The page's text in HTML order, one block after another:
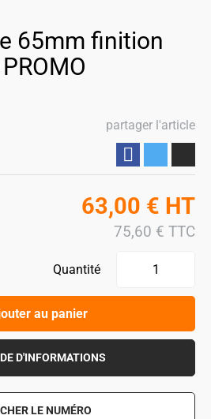
65mm finition
partager l'article
63,00 € HT
75,60 € TTC
Quantité
au panier
D'INFORMATIONS
LE NUMÉRO